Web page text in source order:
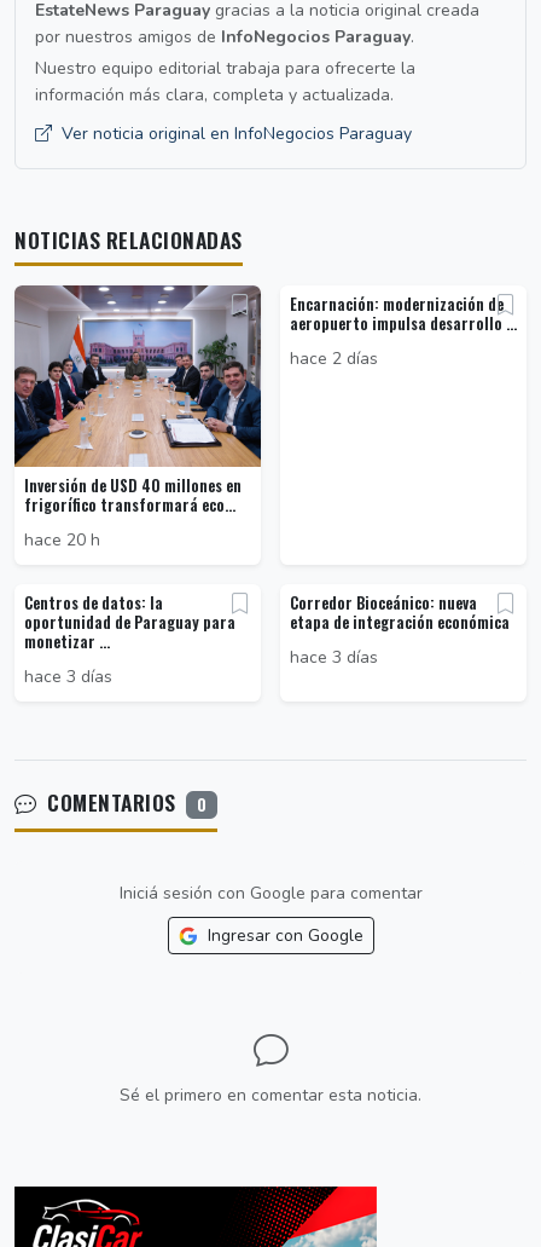
EstateNews Paraguay gracias a la noticia original creada
por nuestros amigos de InfoNegocios Paraguay.
Nuestro equipo editorial trabaja para ofrecerte la
información más clara, completa y actualizada.
Ver noticia original en InfoNegocios Paraguay
NOTICIAS RELACIONADAS
Inversión de USD 40 millones en
frigorífico transformará eco...
hace 20 h
Encarnación: modernización de
aeropuerto impulsa desarrollo ...
hace 2 días
Centros de datos: la
oportunidad de Paraguay para
monetizar ...
hace 3 días
Corredor Bioceánico: nueva
etapa de integración económica
hace 3 días
COMENTARIOS 0
Iniciá sesión con Google para comentar
Ingresar con Google
Sé el primero en comentar esta noticia.